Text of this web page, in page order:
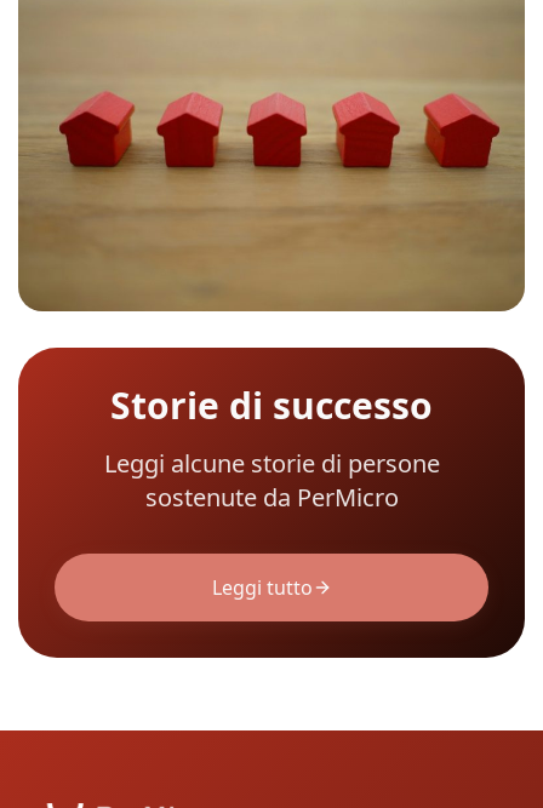
Storie di successo
Leggi alcune storie di persone
sostenute da PerMicro
Leggi tutto